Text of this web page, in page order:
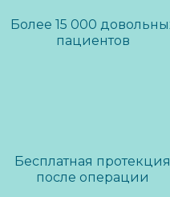
Более 15 000
пациентов
Бесплатная протекция
после операции